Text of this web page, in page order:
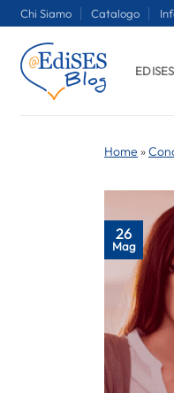
Chi Siamo Catalogo
Home »
26
Mag